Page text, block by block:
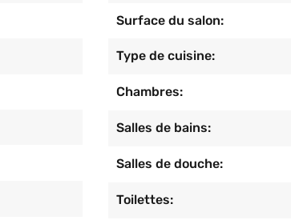
Surface du salon:
Type de cuisine:
Chambres:
Salles de bains:
Salles de douche:
Toilettes: